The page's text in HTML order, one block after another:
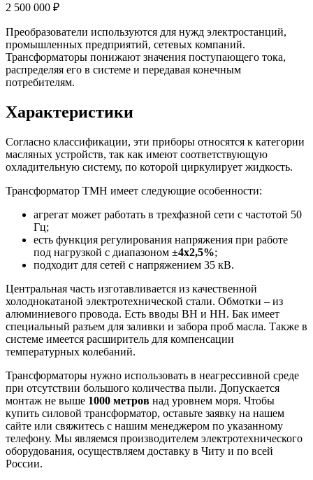
2 500 000 ₽
Преобразователи используются для нужд электростанций,
промышленных предприятий, сетевых компаний.
Трансформаторы понижают значения поступающего тока,
распределяя его в системе и передавая конечным
потребителям.
Характеристики
Согласно классификации, эти приборы относятся к категории
масляных устройств, так как имеют соответствующую
охладительную систему, по которой циркулирует жидкость.
Трансформатор ТМН имеет следующие особенности:
агрегат может работать в трехфазной сети с частотой 50
Гц;
есть функция регулирования напряжения при работе
под нагрузкой с диапазоном ±4х2,5%;
подходит для сетей с напряжением 35 кВ.
Центральная часть изготавливается из качественной
холоднокатаной электротехнической стали. Обмотки – из
алюминиевого провода. Есть вводы ВН и НН. Бак имеет
специальный разъем для заливки и забора проб масла. Также в
системе имеется расширитель для компенсации
температурных колебаний.
Трансформаторы нужно использовать в неагрессивной среде
при отсутствии большого количества пыли. Допускается
монтаж не выше 1000 метров над уровнем моря. Чтобы
купить силовой трансформатор, оставьте заявку на нашем
сайте или свяжитесь с нашим менеджером по указанному
телефону. Мы являемся производителем электротехнического
оборудования, осуществляем доставку в Читу и по всей
России.